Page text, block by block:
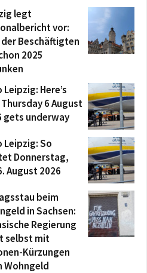
legt
vor:
der Beschäftigten
2025
Leipzig: Here’s
6 August
gets underway
Leipzig: So
Donnerstag,
August 2026
beim
in Sachsen:
Regierung
selbst mit
Kürzungen
Wohngeld